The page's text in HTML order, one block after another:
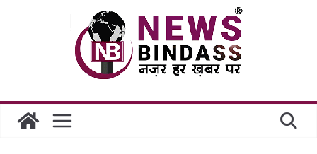
रायपुर में कल्याण ज्वेलर्स में डकैती की साजिश नाकाम, दिल्ली-बिहार
छत्तीसगढ़ में 1460 गोधाम होंगे स्थापित, हर विकासखंड के 10 उत्कृष्ट
गोठानों